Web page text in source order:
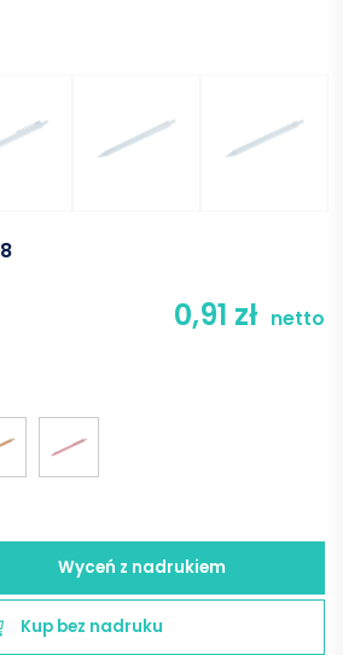
0,91 zł netto
Wyceń z nadrukiem
Kup bez nadruku